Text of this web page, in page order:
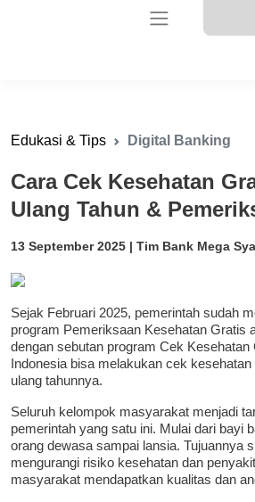
Edukasi & Tips Digital Banking
Cara Cek Kesehatan
Ulang Tahun &
13 September 2025 | Tim Bank Mega
Sejak Februari 2025, pemerintah sudah
program Pemeriksaan Kesehatan Gratis
dengan sebutan program Cek
Indonesia bisa melakukan cek
ulang tahunnya.
Seluruh kelompok masyarakat menjadi
pemerintah yang satu ini. Mulai dari bayi
orang dewasa sampai lansia. Tujuannya
mengurangi risiko kesehatan dan
masyarakat mendapatkan kualitas dan